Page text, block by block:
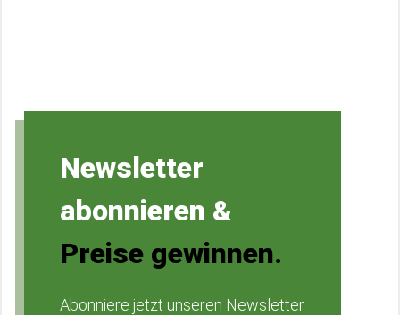
Newsletter
abonnieren &
Preise gewinnen.
Abonniere jetzt unseren Newsletter